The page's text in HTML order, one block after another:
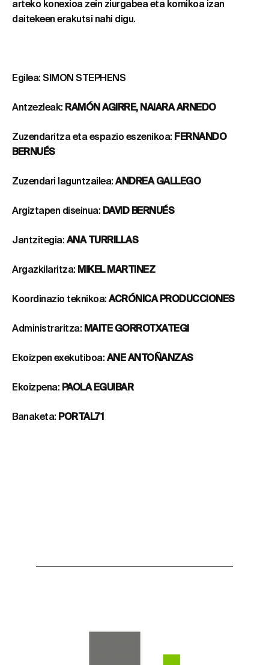
arteko konexioa zein ziurgabea eta komikoa izan
daitekeen erakutsi nahi digu.
Egilea: SIMON STEPHENS
Antzezleak: RAMÓN AGIRRE, NAIARA ARNEDO
Zuzendaritza eta espazio eszenikoa: FERNANDO
BERNUÉS
Zuzendari laguntzailea: ANDREA GALLEGO
Argiztapen diseinua: DAVID BERNUÉS
Jantzitegia: ANA TURRILLAS
Argazkilaritza: MIKEL MARTINEZ
Koordinazio teknikoa: ACRÓNICA PRODUCCIONES
Administraritza: MAITE GORROTXATEGI
Ekoizpen exekutiboa: ANE ANTOÑANZAS
Ekoizpena: PAOLA EGUIBAR
Banaketa: PORTAL71